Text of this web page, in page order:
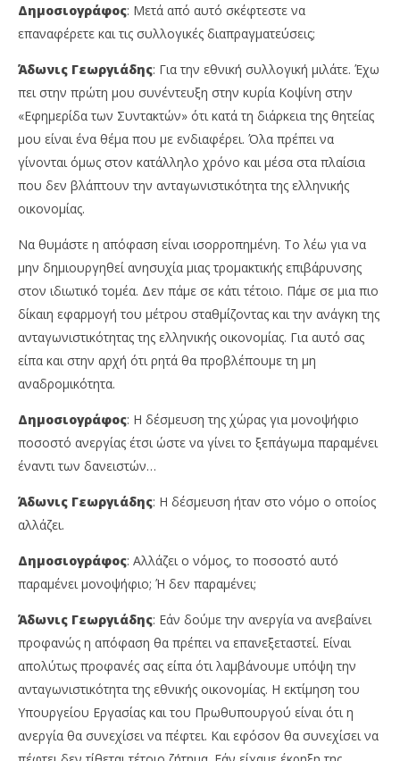
Δημοσιογράφος: Μετά από αυτό σκέφτεστε να
επαναφέρετε και τις συλλογικές διαπραγματεύσεις;
Άδωνις Γεωργιάδης: Για την εθνική συλλογική μιλάτε. Έχω
πει στην πρώτη μου συνέντευξη στην κυρία Κοψίνη στην
«Εφημερίδα των Συντακτών» ότι κατά τη διάρκεια της θητείας
μου είναι ένα θέμα που με ενδιαφέρει. Όλα πρέπει να
γίνονται όμως στον κατάλληλο χρόνο και μέσα στα πλαίσια
που δεν βλάπτουν την ανταγωνιστικότητα της ελληνικής
οικονομίας.
Να θυμάστε η απόφαση είναι ισορροπημένη. Το λέω για να
μην δημιουργηθεί ανησυχία μιας τρομακτικής επιβάρυνσης
στον ιδιωτικό τομέα. Δεν πάμε σε κάτι τέτοιο. Πάμε σε μια πιο
δίκαιη εφαρμογή του μέτρου σταθμίζοντας και την ανάγκη της
ανταγωνιστικότητας της ελληνικής οικονομίας. Για αυτό σας
είπα και στην αρχή ότι ρητά θα προβλέπουμε τη μη
αναδρομικότητα.
Δημοσιογράφος: Η δέσμευση της χώρας για μονοψήφιο
ποσοστό ανεργίας έτσι ώστε να γίνει το ξεπάγωμα παραμένει
έναντι των δανειστών…
Άδωνις Γεωργιάδης: Η δέσμευση ήταν στο νόμο ο οποίος
αλλάζει.
Δημοσιογράφος: Αλλάζει ο νόμος, το ποσοστό αυτό
παραμένει μονοψήφιο; Ή δεν παραμένει;
Άδωνις Γεωργιάδης: Εάν δούμε την ανεργία να ανεβαίνει
προφανώς η απόφαση θα πρέπει να επανεξεταστεί. Είναι
απολύτως προφανές σας είπα ότι λαμβάνουμε υπόψη την
ανταγωνιστικότητα της εθνικής οικονομίας. Η εκτίμηση του
Υπουργείου Εργασίας και του Πρωθυπουργού είναι ότι η
ανεργία θα συνεχίσει να πέφτει. Και εφόσον θα συνεχίσει να